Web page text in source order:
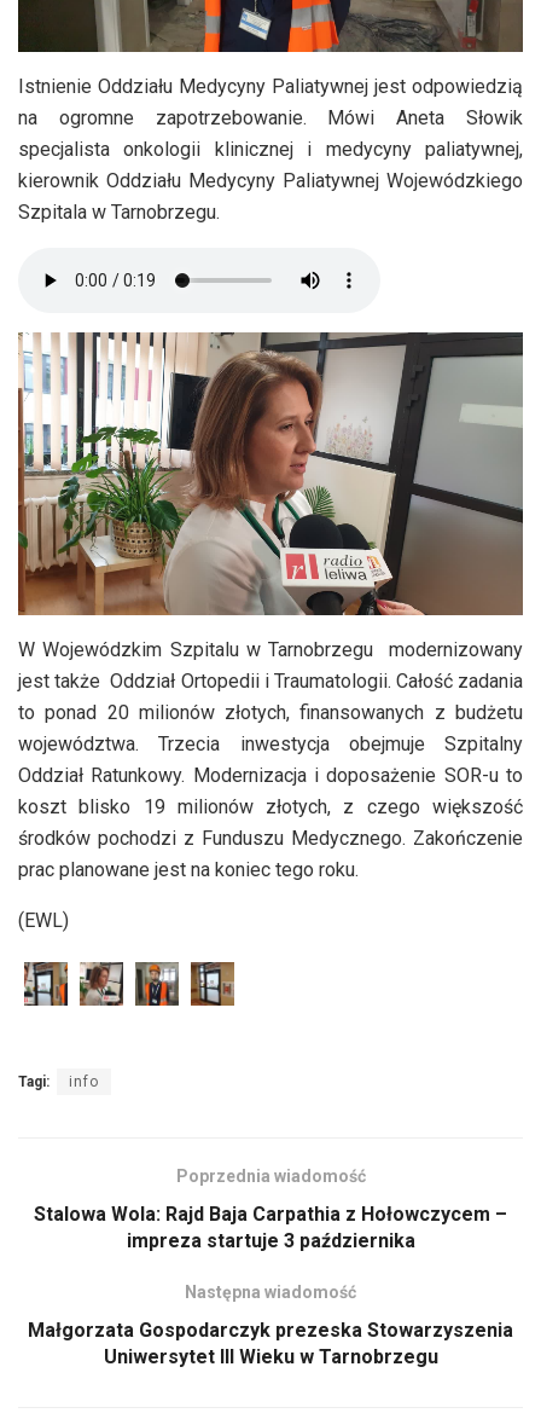
Istnienie Oddziału Medycyny Paliatywnej jest odpowiedzią
na ogromne zapotrzebowanie. Mówi Aneta Słowik
specjalista onkologii klinicznej i medycyny paliatywnej,
kierownik Oddziału Medycyny Paliatywnej Wojewódzkiego
Szpitala w Tarnobrzegu.
W Wojewódzkim Szpitalu w Tarnobrzegu modernizowany
jest także Oddział Ortopedii i Traumatologii. Całość zadania
to ponad 20 milionów złotych, finansowanych z budżetu
województwa. Trzecia inwestycja obejmuje Szpitalny
Oddział Ratunkowy. Modernizacja i doposażenie SOR-u to
koszt blisko 19 milionów złotych, z czego większość
środków pochodzi z Funduszu Medycznego. Zakończenie
prac planowane jest na koniec tego roku.
(EWL)
Tagi: info
Poprzednia wiadomość
Stalowa Wola: Rajd Baja Carpathia z Hołowczycem –
impreza startuje 3 października
Następna wiadomość
Małgorzata Gospodarczyk prezeska Stowarzyszenia
Uniwersytet III Wieku w Tarnobrzegu